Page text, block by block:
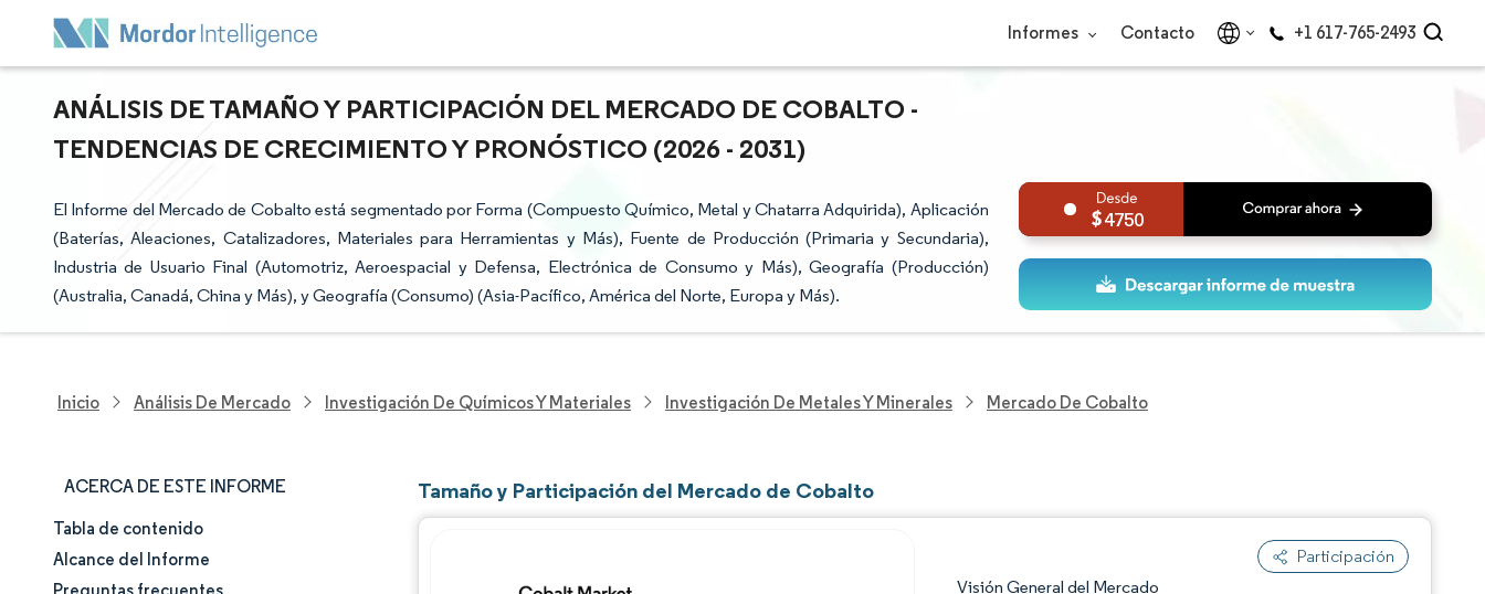
Informes Contacto +1 617-765-2493
ANÁLISIS DE TAMAÑO Y PARTICIPACIÓN DEL MERCADO DE COBALTO -
TENDENCIAS DE CRECIMIENTO Y PRONÓSTICO (2026 - 2031)
El Informe del Mercado de Cobalto está segmentado por Forma (Compuesto Químico, Metal y Chatarra Adquirida), Aplicación
(Baterías, Aleaciones, Catalizadores, Materiales para Herramientas y Más), Fuente de Producción (Primaria y Secundaria),
Industria de Usuario Final (Automotriz, Aeroespacial y Defensa, Electrónica de Consumo y Más), Geografía (Producción)
(Australia, Canadá, China y Más), y Geografía (Consumo) (Asia-Pacífico, América del Norte, Europa y Más).
4750
Inicio Análisis De Mercado Investigación De Químicos Y Materiales Investigación De Metales Y Minerales Mercado De Cobalto
ACERCA DE ESTE INFORME
Tamaño y cuota de mercado
Tabla de contenido
Alcance del Informe
Tamaño y Participación del Mercado de Cobalto
Participación
Visión General del Mercado